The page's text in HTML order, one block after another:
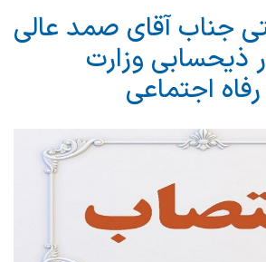
جناب آقای صمد عالی
ذیحسابی وزارت
اجتماعی